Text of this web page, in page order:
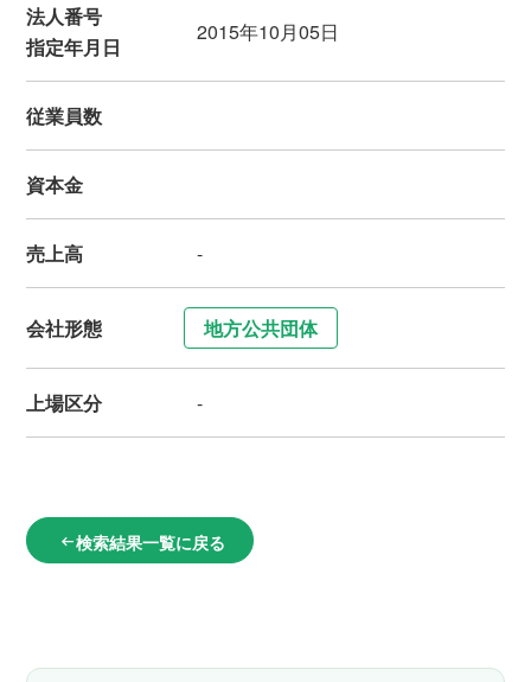
法人番号
指定年月日
2015年10月05日
従業員数
資本金
売上高 -
会社形態 地方公共団体
上場区分 -
arrow_left_alt検索結果一覧に戻る